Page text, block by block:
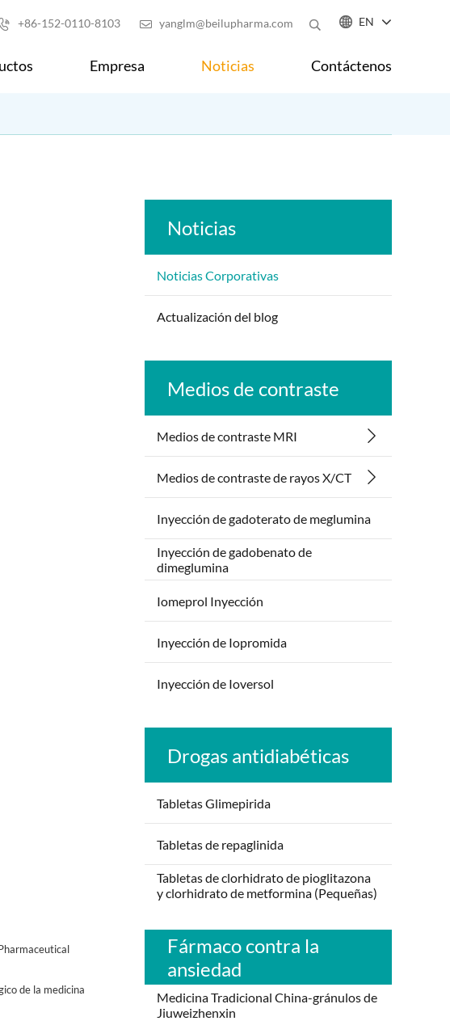
+86-152-0110-8103  yanglm@beilupharma.com  EN
Empresa Noticias Contáctenos
de la medicina
Noticias
Noticias Corporativas
Actualización del blog
Medios de contraste
Medios de contraste MRI
Medios de contraste de rayos X/CT
Inyección de gadoterato de meglumina
Inyección de gadobenato de
dimeglumina
Iomeprol Inyección
Inyección de Iopromida
Inyección de Ioversol
Drogas antidiabéticas
Tabletas Glimepirida
Tabletas de repaglinida
Tabletas de clorhidrato de pioglitazona
y clorhidrato de metformina (Pequeñas)
Fármaco contra la
ansiedad
Medicina Tradicional China-gránulos de
Jiuweizhenxin